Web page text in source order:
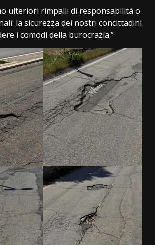
ulteriori rimpalli di responsabilità o
la sicurezza dei nostri concittadini
i comodi della burocrazia.”